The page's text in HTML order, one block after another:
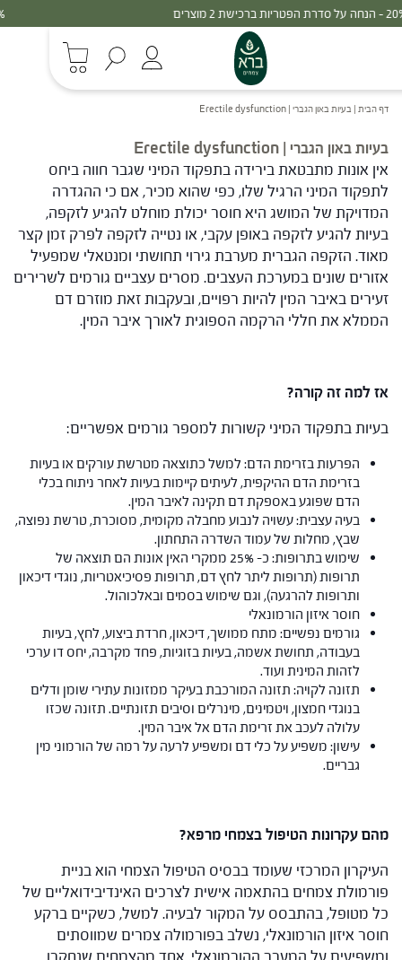
30% - הנחה על סדרת הפטריות ברכישת 3 מוצרים
דף הבית | בעיות באון הגברי | Erectile dysfunction
בעיות באון הגברי | Erectile dysfunction
אין אונות מתבטאת בירידה בתפקוד המיני שגבר חווה ביחס
לתפקוד המיני הרגיל שלו, כפי שהוא מכיר, אם כי ההגדרה
המדויקת של המושג היא חוסר יכולת מוחלט להגיע לזקפה,
בעיות להגיע לזקפה באופן עקבי, או נטייה לזקפה לפרק זמן קצר
מאוד. הזקפה הגברית מערבת גירוי תחושתי ומנטאלי שמפעיל
אזורים שונים במערכת העצבים. מסרים עצביים גורמים לשרירים
זעירים באיבר המין להיות רפויים, ובעקבות זאת מוזרם דם
הממלא את חללי הרקמה הספוגית לאורך איבר המין.
אז למה זה קורה?
בעיות בתפקוד המיני קשורות למספר גורמים אפשריים:
הפרעות בזרימת הדם: למשל כתוצאה מטרשת עורקים או בעיות
בזרימת הדם ההיקפית, לעיתים קיימות בעיות לאחר ניתוח בכלי
הדם שפוגע באספקת דם תקינה לאיבר המין.
בעיה עצבית: עשויה לנבוע מחבלה מקומית, מסוכרת, טרשת נפוצה,
שבץ, מחלות של עמוד השדרה התחתון.
שימוש בתרופות: כ- 25% ממקרי האין אונות הם תוצאה של
תרופות (תרופות ליתר לחץ דם, תרופות פסיכיאטריות, נוגדי דיכאון
ותרופות להרגעה), וגם שימוש בסמים ובאלכוהול.
חוסר איזון הורמונאלי
גורמים נפשיים: מתח ממושך, דיכאון, חרדת ביצוע, לחץ, בעיות
בעבודה, תחושת אשמה, בעיות בזוגיות, פחד מקרבה, יחס דו ערכי
לזהות המינית ועוד.
תזונה לקויה: תזונה המורכבת בעיקר ממזונות עתירי שומן ודלים
בנוגדי חמצון, ויטמינים, מינרלים וסיבים תזונתיים. תזונה שכזו
עלולה לעכב את זרימת הדם אל איבר המין.
עישון: משפיע על כלי דם ומשפיע לרעה על רמה של הורמוני מין
גבריים.
מהם עקרונות הטיפול בצמחי מרפא?
העיקרון המרכזי שעומד בבסיס הטיפול הצמחי הוא בניית
פורמולת צמחים בהתאמה אישית לצרכים האינדיבידואליים של
כל מטופל, בהתבסס על המקור לבעיה. למשל, כשקיים ברקע
חוסר איזון הורמונאלי, נשלב בפורמולה צמרים שמווסתים